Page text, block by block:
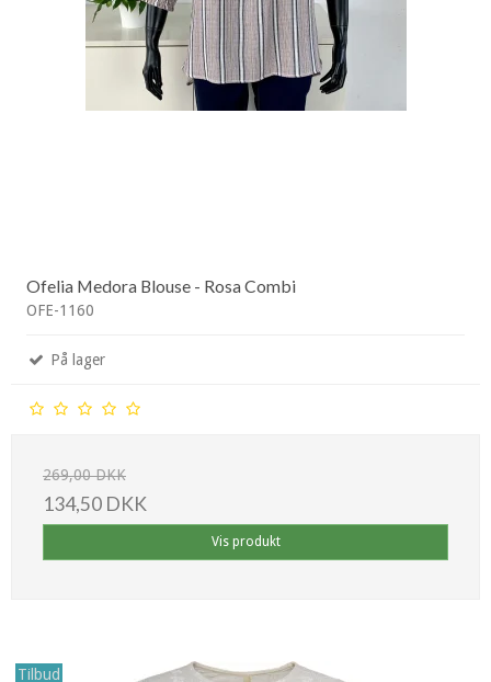
Ofelia Medora Blouse - Rosa Combi
OFE-1160
På lager
269,00 DKK
134,50 DKK
Vis produkt
Tilbud